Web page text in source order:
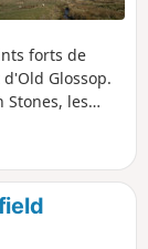
forts de
Glossop.
Stones, les
garde cette
visibilité.